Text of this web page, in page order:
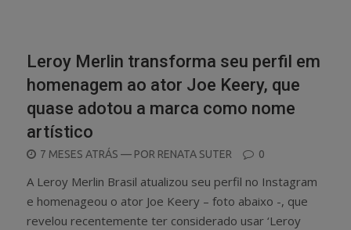
Leroy Merlin transforma seu perfil em
homenagem ao ator Joe Keery, que
quase adotou a marca como nome
artístico
POSTED
7 MESES ATRÁS — POR RENATA SUTER 0
A Leroy Merlin Brasil atualizou seu perfil no Instagram
e homenageou o ator Joe Keery – foto abaixo -, que
revelou recentemente ter considerado usar ‘Leroy